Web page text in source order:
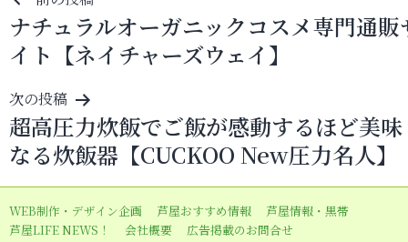
稿
ナ
ビ
ゲ
ー
シ
ョ
ン
ナチュラルオーガニックコスメ専門通販
イト【ネイチャーズウェイ】
次の投稿
超高圧力炊飯でご飯が感動するほど美
なる炊飯器【CUCKOO New圧力名人】
WEB制作・デザイン企画 芦屋おすすめ情報
芦屋情報・黒帯
芦屋LIFE NEWS！
会社概要 広告掲載のお問合せ